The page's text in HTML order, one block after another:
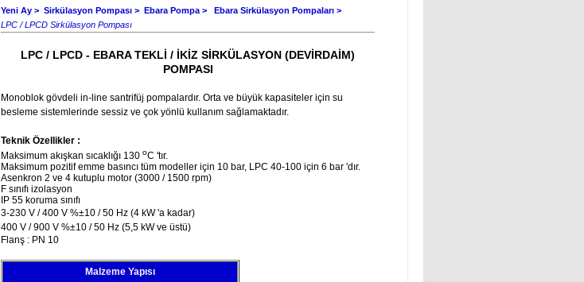
Yeni Ay > Sirkülasyon Pompası > Ebara Pompa >
Ebara Sirkülasyon Pompaları >
LPC / LPCD Sirkülasyon Pompası
LPC / LPCD - EBARA TEKLİ / İKİZ SİRKÜLASYON (DEVİRDAİM)
POMPASI
Monoblok gövdeli in-line santrifüj pompalardır. Orta ve büyük kapasiteler için su
besleme sistemlerinde sessiz ve çok yönlü kullanım sağlamaktadır.
Teknik Özellikler :
Maksimum akışkan sıcaklığı 130 oC 'tır.
Maksimum pozitif emme basıncı tüm modeller için 10 bar, LPC 40-100 için 6 bar 'dır.
Asenkron 2 ve 4 kutuplu motor (3000 / 1500 rpm)
F sınıfı izolasyon
IP 55 koruma sınıfı
3-230 V / 400 V %±10 / 50 Hz (4 kW 'a kadar)
400 V / 900 V %±10 / 50 Hz (5,5 kW ve üstü)
Flanş : PN 10
Malzeme Yapısı